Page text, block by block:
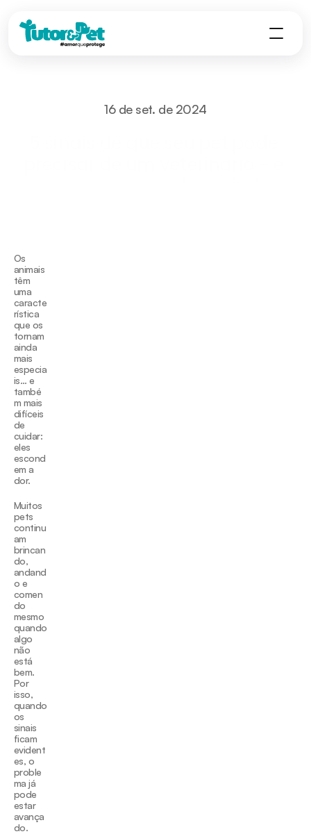
16 de set. de 2024
Os
animais
têm
uma
caracte
rística
que os
tornam
ainda
mais
especia
is… e
també
m mais
difíceis
de
cuidar:
eles
escond
em a
dor.
Muitos
pets
continu
am
brincan
do,
andand
o e
comen
do
mesmo
quando
algo
não
está
bem.
Por
isso,
quando
os
sinais
ficam
evident
es, o
proble
ma já
pode
estar
avança
do.